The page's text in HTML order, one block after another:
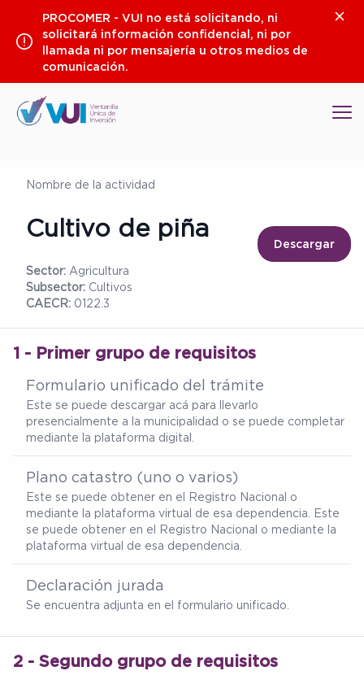
contenido
PROCOMER - VUI no está solicitando, ni
solicitará información confidencial, ni por
llamada ni por mensajería u otros medios de
comunicación.
Nombre de la actividad
Cultivo de piña
Sector: Agricultura
Subsector: Cultivos
CAECR: 0122.3
Descargar
1 - Primer grupo de requisitos
Formulario unificado del trámite
Este se puede descargar acá para llevarlo
presencialmente a la municipalidad o se puede completar
mediante la plataforma digital.
Plano catastro (uno o varios)
Este se puede obtener en el Registro Nacional o
mediante la plataforma virtual de esa dependencia. Este
se puede obtener en el Registro Nacional o mediante la
plataforma virtual de esa dependencia.
Declaración jurada
Se encuentra adjunta en el formulario unificado.
2 - Segundo grupo de requisitos